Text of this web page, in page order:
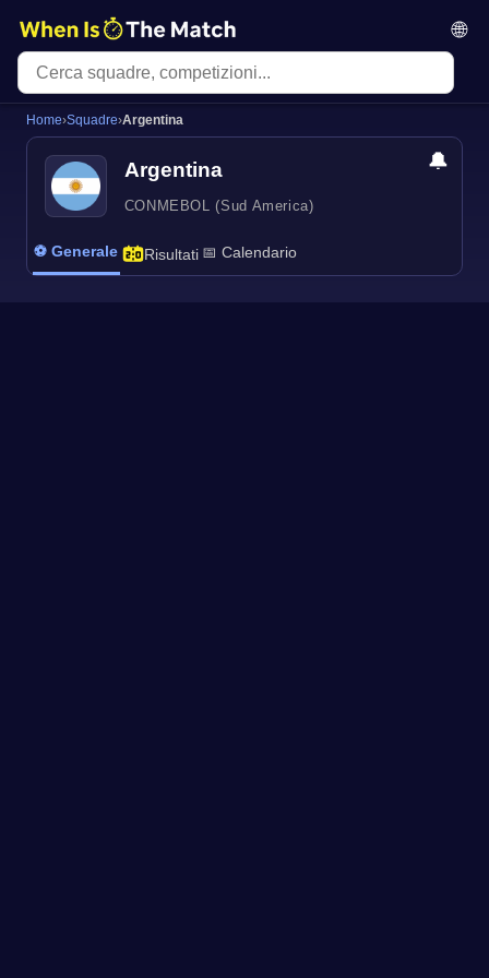
🌐
Home›Squadre›Argentina
Argentina
CONMEBOL (Sud America)
🔔
⚽ Generale Risultati 📅 Calendario